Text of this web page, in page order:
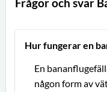
Hur fungerar en
En
någon form av